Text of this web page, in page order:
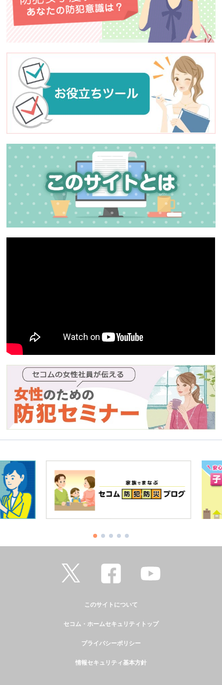
このサイトについて
セコム・ホームセキュリティトップ
プライバシーポリシー
情報セキュリティ基本方針